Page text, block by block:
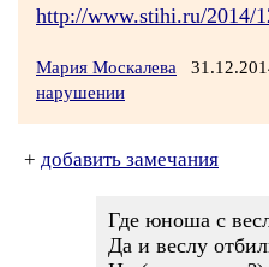
http://www.stihi.ru/2014/
Мария Москалева
нарушении
+ добавить замечания
Где юноша с
Да и веслу